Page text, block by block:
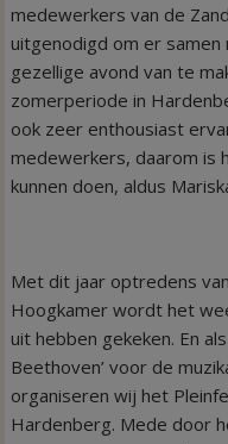
medewerkers van de
uitgenodigd om er
gezellige avond van te
zomerperiode in
ook zeer enthousiast
medewerkers, daarom is
kunnen doen, aldus
Met dit jaar optredens
Hoogkamer wordt het
uit hebben gekeken. En
Beethoven’ voor de
organiseren wij het
Hardenberg. Mede door